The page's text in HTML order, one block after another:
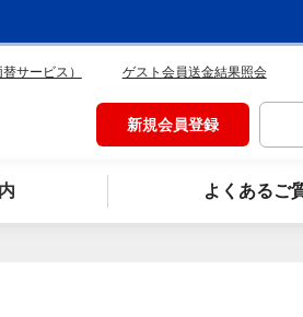
サービス） ゲスト会員送金結果照会
新規会員登録
よくあるご